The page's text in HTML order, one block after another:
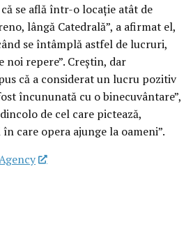
se află într-o locație atât de
lângă Catedrală”, a afirmat el,
se întâmplă astfel de lucruri,
noi repere”. Creștin, dar
că a considerat un lucru pozitiv
încununată cu o binecuvântare”,
de cel care pictează,
care opera ajunge la oameni”.